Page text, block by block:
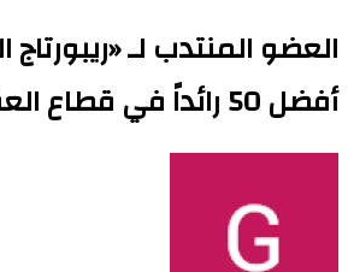
العضو المنتدب لـ
أفضل 50 رائداً في قطاع العقارات بالإمارات